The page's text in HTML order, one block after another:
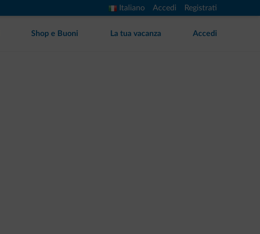
Italiano Accedi Registrati
Shop e Buoni La tua vacanza Accedi